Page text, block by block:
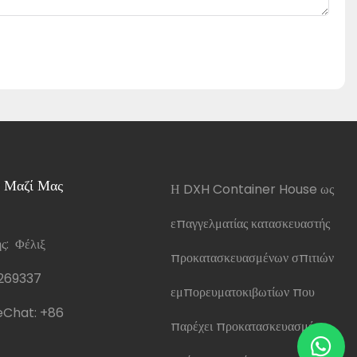
Μαζί Μας
Φέλιξ
+86
Η DXH Container House ως
επαγγελματίας κατασκευαστής
προκατασκευασμένων σπιτιών
εμπορευματοκιβωτίων που
παρέχει προκατασκευασμένα